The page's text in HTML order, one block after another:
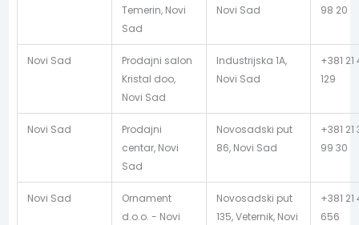
Temerin, Novi
Sad
Novi Sad
98 20
Novi Sad
Prodajni salon
Kristal doo,
Novi Sad
Industrijska 1A,
Novi Sad
+381
129
Novi Sad
Prodajni
centar, Novi
Sad
Novosadski put
86, Novi Sad
+381 21
99 30
Novi Sad
Ornament
d.o.o. - Novi
Novosadski put
135, Veternik, Novi
+381 21
656